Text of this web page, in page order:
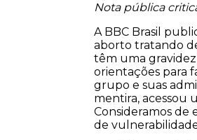
Nota pública
A BBC Brasil
aborto tratando
têm uma
orientações para
grupo e suas
mentira, acessou
Consideramos de
de